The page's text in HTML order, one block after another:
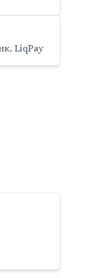
LiqPay